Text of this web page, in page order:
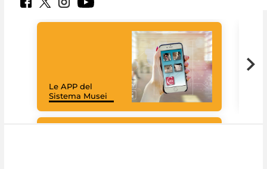
Le APP del
Sistema Musei